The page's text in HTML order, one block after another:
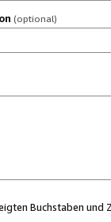
(optional)
Buchstaben und